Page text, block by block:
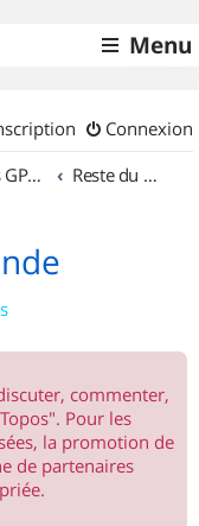
Menu
Connexion
Traces GPS de randos VTT Reste du monde
commenter,
Pour les
la promotion de
de partenaires